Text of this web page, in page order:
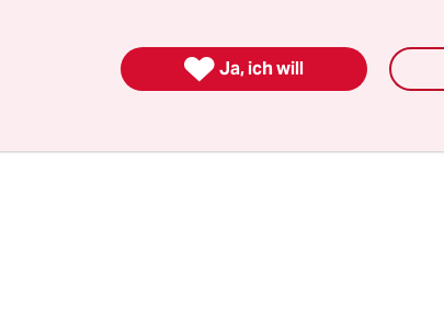
 Ja, ich will